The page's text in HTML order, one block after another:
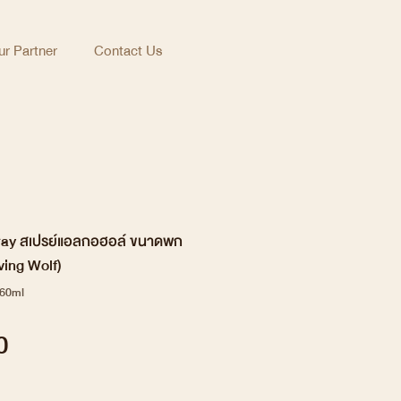
สเปรย์แอลกอฮอล์ ขนาดพก
Wolf)
Price
Partner Contact Us